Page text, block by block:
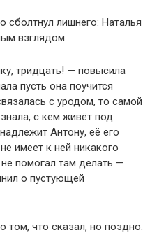
сболтнул лишнего: Наталья
взглядом.
тридцать! — повысила
пусть она поучится
с уродом, то самой
с кем живёт под
Антону, её его
имеет к ней никакого
помогал там делать —
о пустующей
том, что сказал, но поздно.